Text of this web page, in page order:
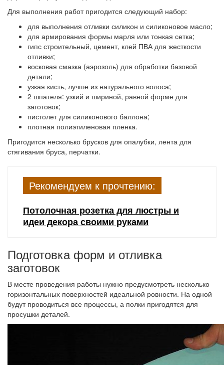
Для выполнения работ пригодится следующий набор:
для выполнения отливки силикон и силиконовое масло;
для армирования формы марля или тонкая сетка;
гипс строительный, цемент, клей ПВА для жесткости
отливки;
восковая смазка (аэрозоль) для обработки базовой
детали;
узкая кисть, лучше из натурального волоса;
2 шпателя: узкий и шириной, равной форме для
заготовок;
пистолет для силиконового баллона;
плотная полиэтиленовая пленка.
Пригодится несколько брусков для опалубки, лента для
стягивания бруса, перчатки.
Рекомендуем к прочтению:
Потолочная розетка для люстры и
идеи декора своими руками
Подготовка форм и отливка
заготовок
В месте проведения работы нужно предусмотреть несколько
горизонтальных поверхностей идеальной ровности. На одной
будут проводиться все процессы, а полки пригодятся для
просушки деталей.